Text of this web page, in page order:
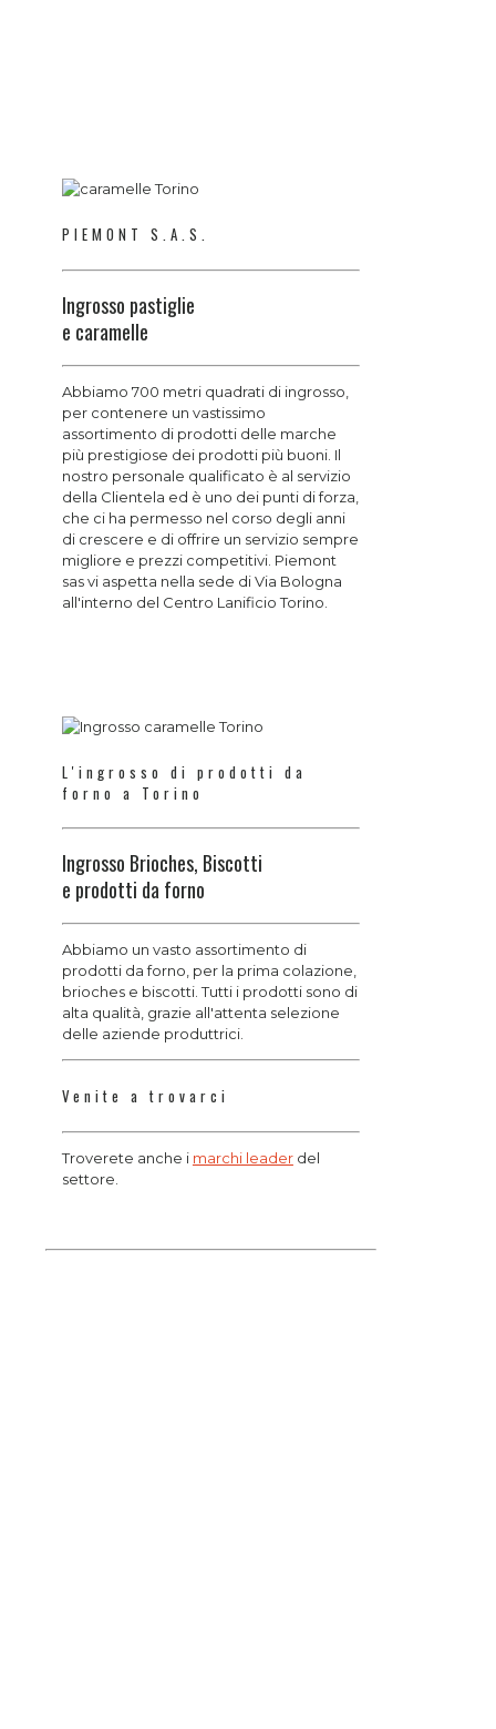
PIEMONT S.A.S.
Ingrosso pastiglie
e caramelle
Abbiamo 700 metri quadrati di ingrosso,
per contenere un vastissimo
assortimento di prodotti delle marche
più prestigiose dei prodotti più buoni. Il
nostro personale qualificato è al servizio
della Clientela ed è uno dei punti di forza,
che ci ha permesso nel corso degli anni
di crescere e di offrire un servizio sempre
migliore e prezzi competitivi. Piemont
sas vi aspetta nella sede di Via Bologna
all'interno del Centro Lanificio Torino.
L'ingrosso di prodotti da
forno a Torino
Ingrosso Brioches, Biscotti
e prodotti da forno
Abbiamo un vasto assortimento di
prodotti da forno, per la prima colazione,
brioches e biscotti. Tutti i prodotti sono di
alta qualità, grazie all'attenta selezione
delle aziende produttrici.
Venite a trovarci
Troverete anche i marchi leaderdel
settore.